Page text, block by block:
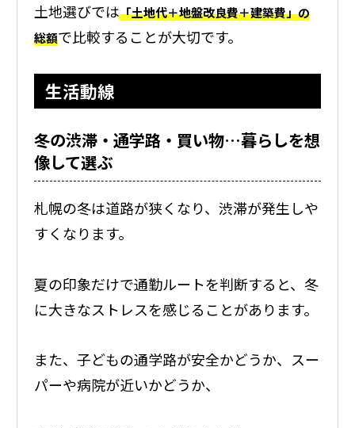
土地選びでは「土地代＋地盤改良費＋建築費」の
総額で比較することが大切です。
生活動線
冬の渋滞・通学路・買い物…暮らしを想
像して選ぶ
札幌の冬は道路が狭くなり、渋滞が発生しや
すくなります。
夏の印象だけで通勤ルートを判断すると、冬
に大きなストレスを感じることがあります。
また、子どもの通学路が安全かどうか、スー
パーや病院が近いかどうか、